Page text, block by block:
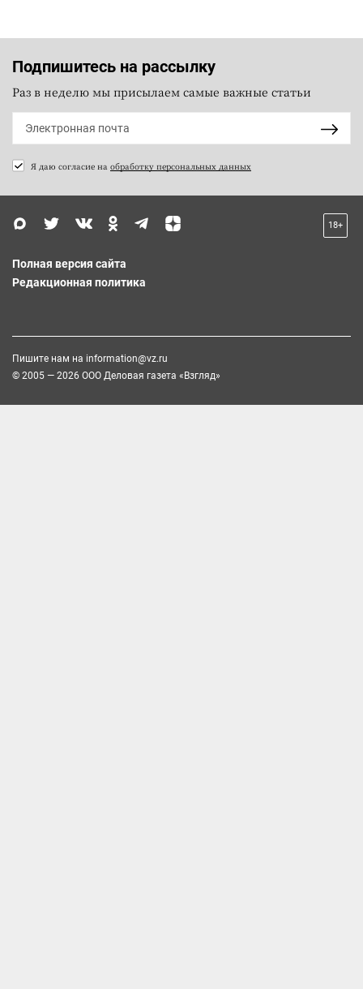
Подпишитесь на рассылку
Раз в неделю мы присылаем самые важные статьи
Я даю согласие на обработку персональных данных
18+
Полная версия сайта
Редакционная политика
Пишите нам на information@vz.ru
© 2005 — 2026 ООО Деловая газета «Взгляд»